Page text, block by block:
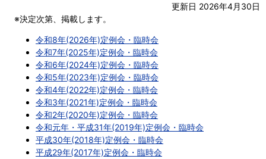
更新日 2026年4月30日
※決定次第、掲載します。
令和8年(2026年)定例会・臨時会
令和7年(2025年)定例会・臨時会
令和6年(2024年)定例会・臨時会
令和5年(2023年)定例会・臨時会
令和4年(2022年)定例会・臨時会
令和3年(2021年)定例会・臨時会
令和2年(2020年)定例会・臨時会
令和元年・平成31年(2019年)定例会・臨時会
平成30年(2018年)定例会・臨時会
平成29年(2017年)定例会・臨時会